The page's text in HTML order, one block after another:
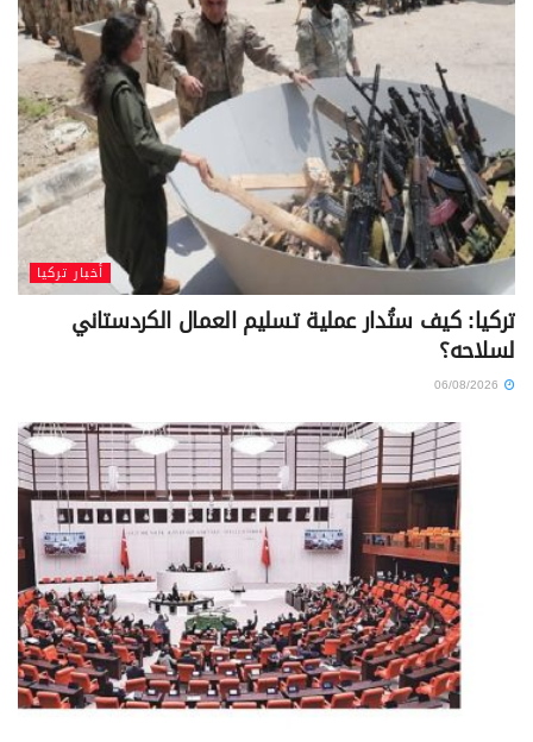
أخبار تركيا
تركيا: كيف ستُدار عملية تسليم العمال الكردستاني
لسلاحه؟